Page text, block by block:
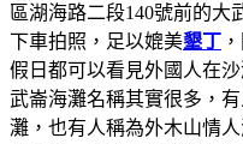
區湖海路二段140號前的大
下車拍照，足以媲美墾丁
假日都可以看見外國人在
武崙海灘名稱其實很多，
灘，也有人稱為外木山情